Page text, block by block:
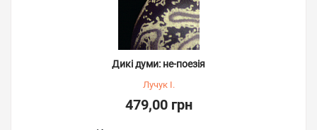
Дикі думи: не-поезія
Лучук І.
479,00 грн